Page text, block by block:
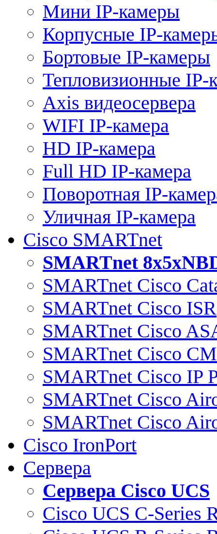
Мини IP-камеры
Корпусные IP-
Бортовые IP-камеры
Тепловизионные IP-
Axis видеосервера
WIFI IP-камера
HD IP-камера
Full HD IP-камера
Поворотная IP-
Уличная IP-камера
Cisco SMARTnet
SMARTnet
SMARTnet Cisco
SMARTnet Cisco ISR
SMARTnet Cisco
SMARTnet Cisco
SMARTnet Cisco IP
SMARTnet Cisco
SMARTnet Cisco
Cisco IronPort
Сервера
Сервера Cisco UCS
Cisco UCS C-Series